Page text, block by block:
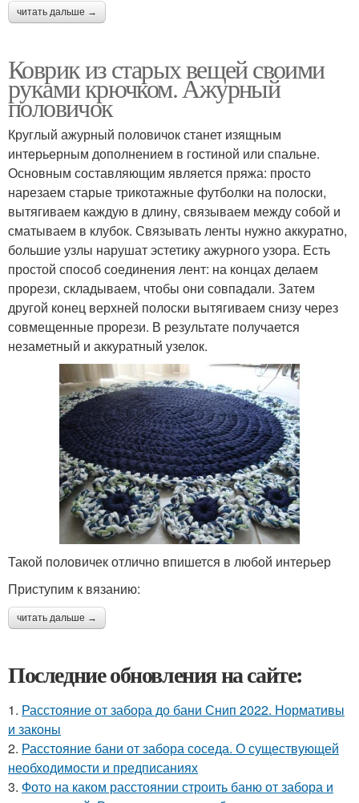
читать дальше →
Коврик из старых вещей своими
руками крючком. Ажурный
половичок
Круглый ажурный половичок станет изящным
интерьерным дополнением в гостиной или спальне.
Основным составляющим является пряжа: просто
нарезаем старые трикотажные футболки на полоски,
вытягиваем каждую в длину, связываем между собой и
сматываем в клубок. Связывать ленты нужно аккуратно,
большие узлы нарушат эстетику ажурного узора. Есть
простой способ соединения лент: на концах делаем
прорези, складываем, чтобы они совпадали. Затем
другой конец верхней полоски вытягиваем снизу через
совмещенные прорези. В результате получается
незаметный и аккуратный узелок.
Такой половичек отлично впишется в любой интерьер
Приступим к вязанию:
читать дальше →
Последние обновления на сайте:
1. Расстояние от забора до бани Снип 2022. Нормативы
и законы
2. Расстояние бани от забора соседа. О существующей
необходимости и предписаниях
3. Фото на каком расстоянии строить баню от забора и